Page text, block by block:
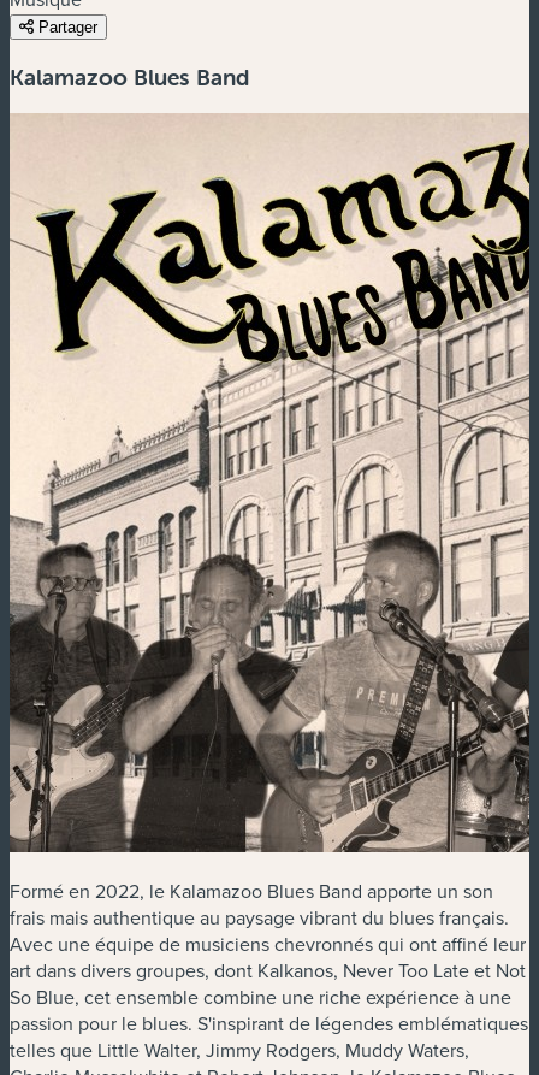
Partager
Kalamazoo Blues Band
Formé en 2022, le Kalamazoo Blues Band apporte un son
frais mais authentique au paysage vibrant du blues français.
Avec une équipe de musiciens chevronnés qui ont affiné leur
art dans divers groupes, dont Kalkanos, Never Too Late et Not
So Blue, cet ensemble combine une riche expérience à une
passion pour le blues. S'inspirant de légendes emblématiques
telles que Little Walter, Jimmy Rodgers, Muddy Waters,